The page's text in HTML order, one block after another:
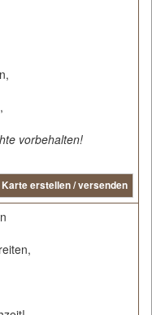
vorbehalten!
Karte erstellen / versenden